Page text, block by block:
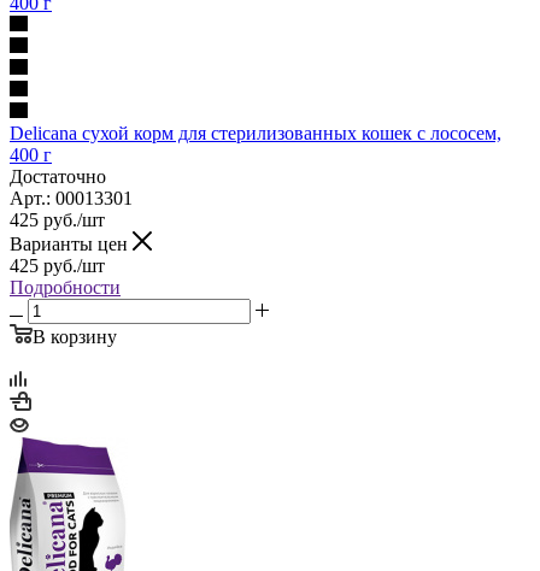
Delicana сухой корм для стерилизованных кошек с лососем,
400 г
Достаточно
Арт.: 00013301
425 руб./шт
Варианты цен
425 руб./шт
Подробности
В корзину